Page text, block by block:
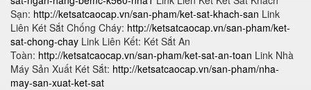
Sạn: http://ketsatcaocap.vn/san-pham/ket-sat-khach-san Link
Liên Két Sắt Chống Cháy: http://ketsatcaocap.vn/san-pham/ket-
sat-chong-chay Link Liên Kết: Két Sắt An
Toàn: http://ketsatcaocap.vn/san-pham/ket-sat-an-toan Link Nhà
Máy Sản Xuất Két Sắt: http://ketsatcaocap.vn/san-pham/nha-
may-san-xuat-ket-sat